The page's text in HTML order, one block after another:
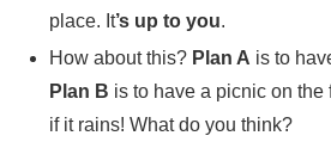
place. It’s up to you.
How about this? Plan A is to
Plan B is to have a picnic on
if it rains! What do you think?